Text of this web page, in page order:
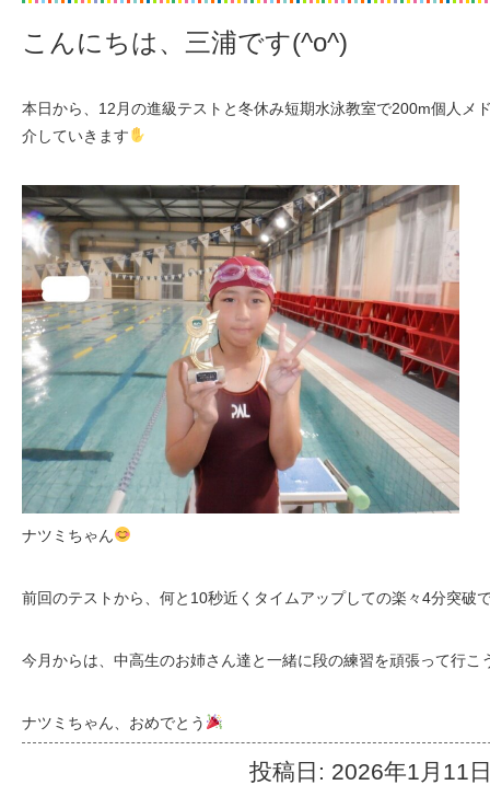
こんにちは、三浦です(^o^)
本日から、12月の進級テストと冬休み短期水泳教室で200m個人メ
介していきます
ナツミちゃん
前回のテストから、何と10秒近くタイムアップしての楽々4分突破
今月からは、中高生のお姉さん達と一緒に段の練習を頑張って行こ
ナツミちゃん、おめでとう
投稿日: 2026年1月11